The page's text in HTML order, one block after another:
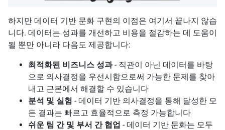
하지만 데이터 기반 문화 구현의 이점은 여기서 끝나지 않습
니다. 데이터는 성과를 개선하고 비용을 절감하는 데 도움이
될 뿐만 아니라 다음도 제공합니다:
최적화된 비즈니스 성과- 직관이 아닌 데이터를 바탕
으로 의사결정을 우선시함으로써 가능한 문제를 찾아
내고 근본에서 해결할 수 있습니다
분석 및 실험 - 데이터 기반 의사결정을 통해 달성한 모
든 결과는 빠르고 효율적으로 측정 가능합니다
쉬운 팀 간 및 부서 간 협업 - 데이터 기반 문화는 모두